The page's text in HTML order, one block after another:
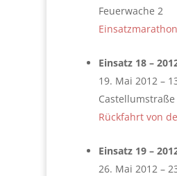
Feuerwache 2
Einsatz 18 –
19. Mai 2012 –
Rückfahrt von
Einsatz 19 –
26. Mai 2012 –